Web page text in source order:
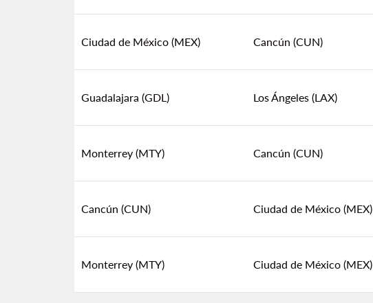
Ciudad de México (MEX) Cancún (CUN)
Guadalajara (GDL) Los Ángeles (LAX)
Monterrey (MTY) Cancún (CUN)
Cancún (CUN) Ciudad de México (MEX)
Monterrey (MTY) Ciudad de México (MEX)